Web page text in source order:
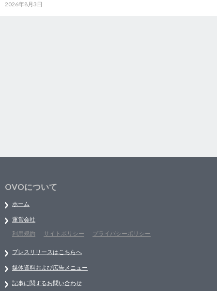
2026年8月3日
OVOについて
ホーム
運営会社
利用規約
サイトポリシー プライバシーポリシー
プレスリリースはこちらへ
媒体資料および広告メニュー
記事に関するお問い合わせ